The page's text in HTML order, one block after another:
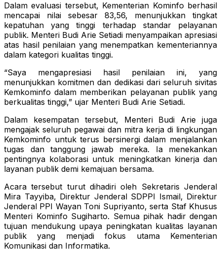
Dalam evaluasi tersebut, Kementerian Kominfo berhasil
mencapai nilai sebesar 83,56, menunjukkan tingkat
kepatuhan yang tinggi terhadap standar pelayanan
publik. Menteri Budi Arie Setiadi menyampaikan apresiasi
atas hasil penilaian yang menempatkan kementeriannya
dalam kategori kualitas tinggi.
“Saya mengapresiasi hasil penilaian ini, yang
menunjukkan komitmen dan dedikasi dari seluruh sivitas
Kemkominfo dalam memberikan pelayanan publik yang
berkualitas tinggi,” ujar Menteri Budi Arie Setiadi.
Dalam kesempatan tersebut, Menteri Budi Arie juga
mengajak seluruh pegawai dan mitra kerja di lingkungan
Kemkominfo untuk terus bersinergi dalam menjalankan
tugas dan tanggung jawab mereka. Ia menekankan
pentingnya kolaborasi untuk meningkatkan kinerja dan
layanan publik demi kemajuan bersama.
Acara tersebut turut dihadiri oleh Sekretaris Jenderal
Mira Tayyiba, Direktur Jenderal SDPPI Ismail, Direktur
Jenderal PPI Wayan Toni Supriyanto, serta Staf Khusus
Menteri Kominfo Sugiharto. Semua pihak hadir dengan
tujuan mendukung upaya peningkatan kualitas layanan
publik yang menjadi fokus utama Kementerian
Komunikasi dan Informatika.